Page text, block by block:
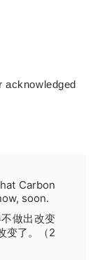
acknowledged
Carbon
soon.
做出改变
变了。（2